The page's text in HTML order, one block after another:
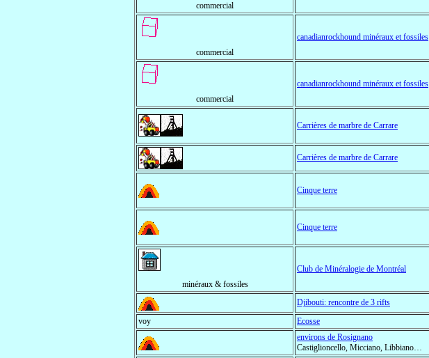
commercial
commercial
canadianrockhound minéraux et fossiles
commercial
canadianrockhound minéraux et fossiles
Carrières de marbre de Carrare
Carrières de marbre de Carrare
Cinque terre
Cinque terre
minéraux & fossiles
Club de Minéralogie de Montréal
Djibouti: rencontre de 3 rifts
voy
Ecosse
environs de Rosignano
Castiglioncello, Micciano, Libbiano…